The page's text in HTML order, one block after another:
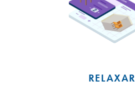
RELAXAR